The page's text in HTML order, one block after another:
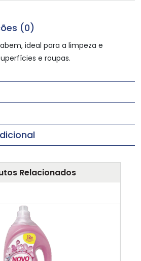
(0)
ideal para a limpeza e
e roupas.
Relacionados